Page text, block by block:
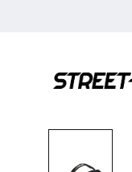
sport.pl